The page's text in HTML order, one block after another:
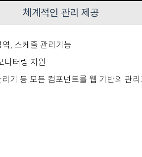
체계적인 관리 제공
, 스케줄 관리기능
니터링 지원
기 등 모든 컴포넌트를 웹 기반의 관